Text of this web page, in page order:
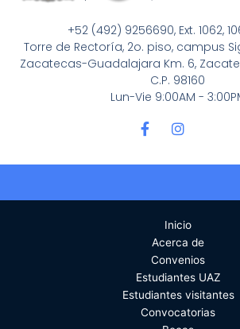
+52 (492) 9256690, Ext. 1062,
Torre de Rectoría, 2o. piso, campus
Zacatecas-Guadalajara Km. 6,
C.P. 98160
Lun-Vie 9:00AM -
F
a
o
I
g
a
m
Inicio
Acerca de
Convenios
Estudiantes UAZ
Estudiantes visitantes
Convocatorias